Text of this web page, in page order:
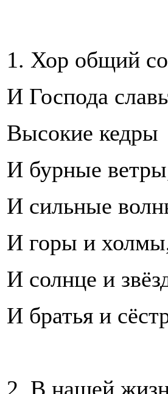
1. Хор общий
И Господа
Высокие кедры
И бурные
И сильные
И горы и
И солнце и
И братья и
2. В нашей